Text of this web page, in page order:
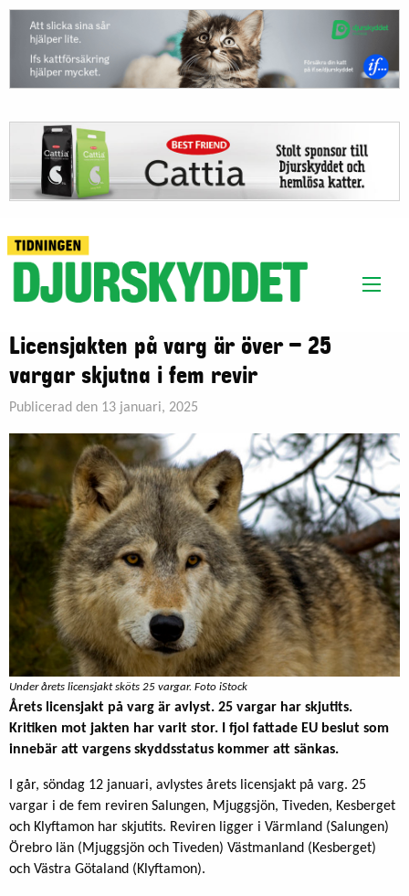
Licensjakten på varg är över – 25
vargar skjutna i fem revir
Publicerad den 13 januari, 2025
Under årets licensjakt sköts 25 vargar. Foto iStock
Årets licensjakt på varg är avlyst. 25 vargar har skjutits.
Kritiken mot jakten har varit stor. I fjol fattade EU beslut som
innebär att vargens skyddsstatus kommer att sänkas.
I går, söndag 12 januari, avlystes årets licensjakt på varg. 25
vargar i de fem reviren Salungen, Mjuggsjön, Tiveden, Kesberget
och Klyftamon har skjutits. Reviren ligger i Värmland (Salungen)
Örebro län (Mjuggsjön och Tiveden) Västmanland (Kesberget)
och Västra Götaland (Klyftamon).